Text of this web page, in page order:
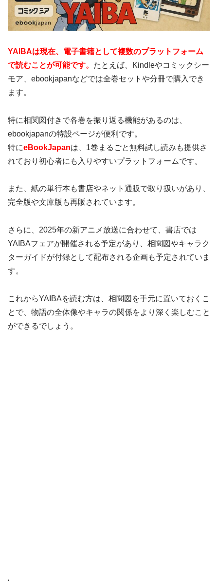
YAIBAは現在、電子書籍として複数のプラットフォーム
で読むことが可能です。 たとえば、Kindleやコミックシー
モア、ebookjapanなどでは全巻セットや分冊で購入でき
ます。
特に相関図付きで各巻を振り返る機能があるのは、
ebookjapanの特設ページが便利です。
特にeBookJapanは、1巻まるごと無料試し読みも提供さ
れており初心者にも入りやすいプラットフォームです。
また、紙の単行本も書店やネット通販で取り扱いがあり、
完全版や文庫版も再販されています。
さらに、2025年の新アニメ放送に合わせて、書店では
YAIBAフェアが開催される予定があり、相関図やキャラク
ターガイドが付録として配布される企画も予定されていま
す。
これからYAIBAを読む方は、相関図を手元に置いておくこ
とで、物語の全体像やキャラの関係をより深く楽しむこと
ができるでしょう。